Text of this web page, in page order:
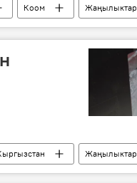
Коом
Жаңылыктар
Жаңылыктар
реабилитациялоо